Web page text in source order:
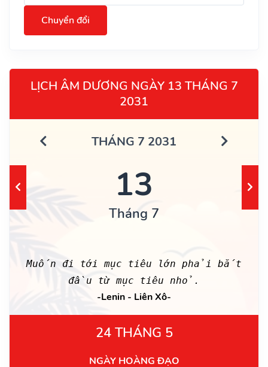
Chuyển đổi
LỊCH ÂM DƯƠNG NGÀY 13 THÁNG 7
2031
THÁNG 7 2031
13
Tháng 7
Muốn đi tới mục tiêu lớn phải bắt
đầu từ mục tiêu nhỏ.
-Lenin - Liên Xô-
24 THÁNG 5
NGÀY HOÀNG ĐẠO